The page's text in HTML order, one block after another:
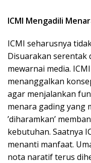
ICMI Mengadili
ICMI seharusnya
Disuarakan serentak
mewarnai media.
menanggalkan
agar menjalankan
menara gading yang
’diharamkan’
kebutuhan. Saatnya
menanti manfaat.
nota naratif terus